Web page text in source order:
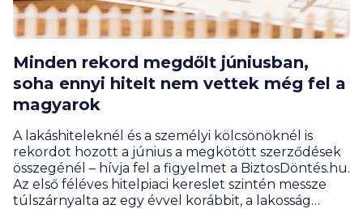
Minden rekord megdőlt júniusban,
soha ennyi hitelt nem vettek még fel a
magyarok
A lakáshiteleknél és a személyi kölcsönöknél is
rekordot hozott a június a megkötött szerződések
összegénél – hívja fel a figyelmet a BiztosDöntés.hu.
Az első féléves hitelpiaci kereslet szintén messze
túlszárnyalta az egy évvel korábbit, a lakosság